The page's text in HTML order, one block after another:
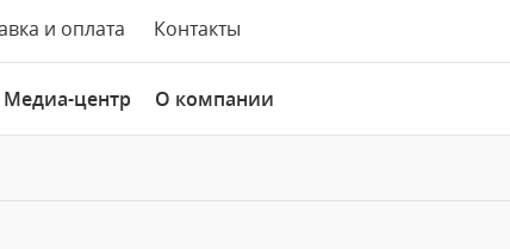
и оплата Контакты
Медиа-центр О компании